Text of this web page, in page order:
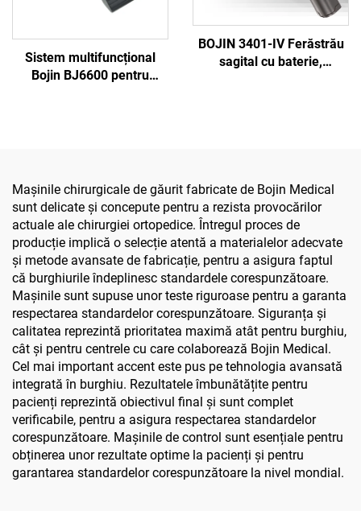
Sistem multifuncțional
Bojin BJ6600 pentru
traumatică și articulară
BOJIN 3401-IV Ferăstrău
sagital cu baterie,
Mașinile chirurgicale de găurit fabricate de Bojin Medical
sunt delicate și concepute pentru a rezista provocărilor
actuale ale chirurgiei ortopedice. Întregul proces de
producție implică o selecție atentă a materialelor adecvate
și metode avansate de fabricație, pentru a asigura faptul
că burghiurile îndeplinesc standardele corespunzătoare.
Mașinile sunt supuse unor teste riguroase pentru a garanta
respectarea standardelor corespunzătoare. Siguranța și
calitatea reprezintă prioritatea maximă atât pentru burghiu,
cât și pentru centrele cu care colaborează Bojin Medical.
Cel mai important accent este pus pe tehnologia avansată
integrată în burghiu. Rezultatele îmbunătățite pentru
pacienți reprezintă obiectivul final și sunt complet
verificabile, pentru a asigura respectarea standardelor
corespunzătoare. Mașinile de control sunt esențiale pentru
obținerea unor rezultate optime la pacienți și pentru
garantarea standardelor corespunzătoare la nivel mondial.